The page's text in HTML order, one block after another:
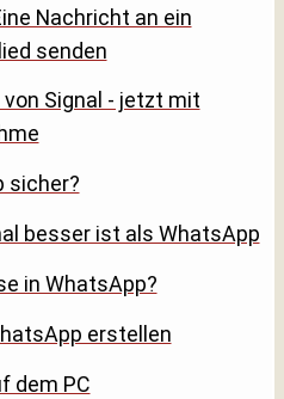
Nachricht an ein
senden
von Signal - jetzt mit
sicher?
besser ist als WhatsApp
in WhatsApp?
erstellen
dem PC